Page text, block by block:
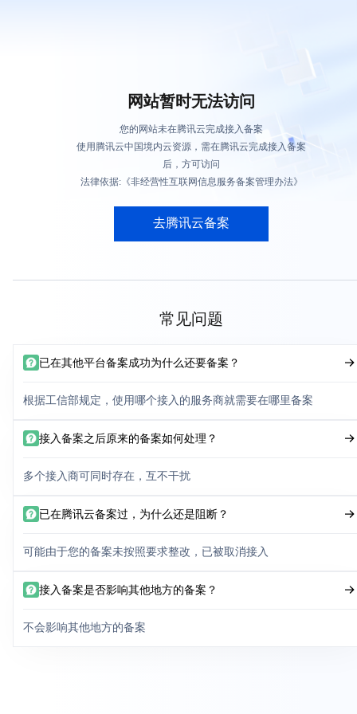
网站暂时无法访问
您的网站未在腾讯云完成接入备案
使用腾讯云中国境内云资源，需在腾讯云完成接入备案
后，方可访问
法律依据:《非经营性互联网信息服务备案管理办法》
去腾讯云备案
常见问题
已在其他平台备案成功为什么还要备案？
根据工信部规定，使用哪个接入的服务商就需要在哪里备案
接入备案之后原来的备案如何处理？
多个接入商可同时存在，互不干扰
已在腾讯云备案过，为什么还是阻断？
可能由于您的备案未按照要求整改，已被取消接入
接入备案是否影响其他地方的备案？
不会影响其他地方的备案